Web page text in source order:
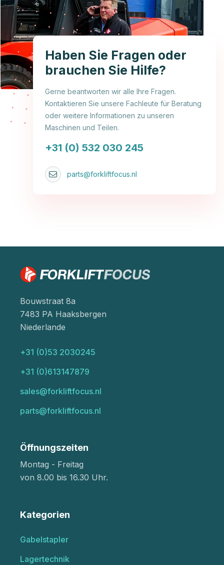
Haben Sie Fragen oder
brauchen Sie Hilfe?
Gerne beantworten wir alle Ihre Fragen.
Kontaktieren Sie unsere Fachleute für Beratung
oder weitere Informationen zu unseren
Maschinen und Teilen.
+31 (0) 532 030 245
parts@forkliftfocus.nl
Bouwstraat 8a
7483 PA Haaksbergen
Niederlande
+31 (0)53 2030245
+31 (0)613147879
sales@forkliftfocus.nl
parts@forkliftfocus.nl
Öffnungszeiten
Montag - Freitag
von 8.00 bis 16.30 Uhr.
Kategorien
Gabelstapler
Lagertechnik